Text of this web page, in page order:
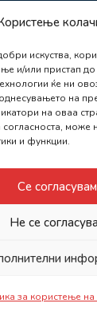
искуства,
и/или пристап
ќе ни
на
на оваа
може
и функции.
Се согласувам
Не се
за користење